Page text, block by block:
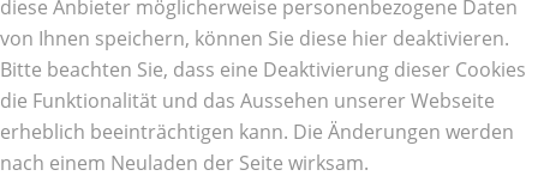
diese Anbieter möglicherweise personenbezogene Daten
von Ihnen speichern, können Sie diese hier deaktivieren.
Bitte beachten Sie, dass eine Deaktivierung dieser Cookies
die Funktionalität und das Aussehen unserer Webseite
erheblich beeinträchtigen kann. Die Änderungen werden
nach einem Neuladen der Seite wirksam.